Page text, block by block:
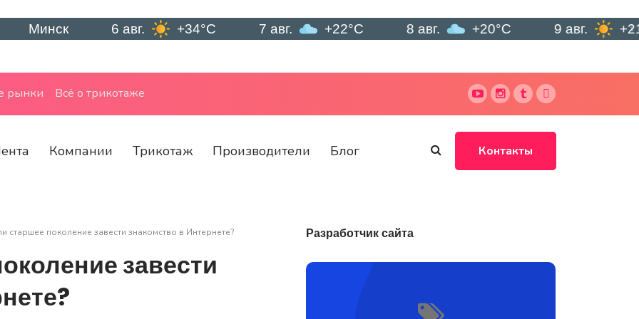
6 авг. +34°C 7 авг. +22°C 8 авг. +20°C 9 авг. +21°C
рынки Всё о трикотаже
Компании Трикотаж Производители Блог Контакты
старшее поколение завести знакомство в Интернете?
завести
Разработчик сайта